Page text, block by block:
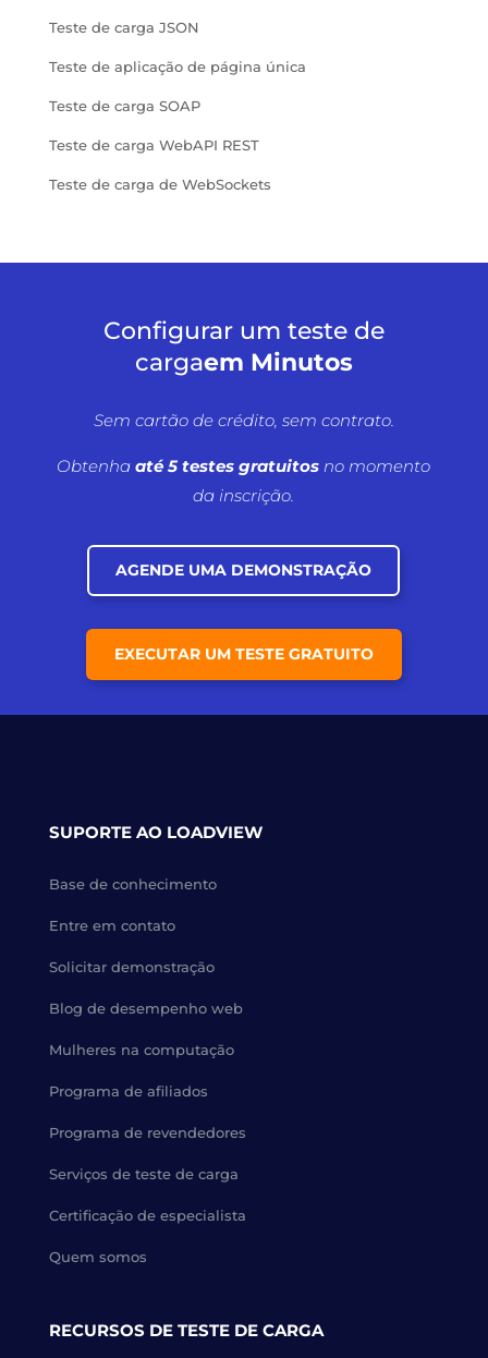
Teste de carga JSON
Teste de aplicação de página única
Teste de carga SOAP
Teste de carga WebAPI REST
Teste de carga de WebSockets
Configurar um teste de
cargaem Minutos
Sem cartão de crédito, sem contrato.
Obtenhaaté 5 testes gratuitos no momento
da inscrição.
AGENDE UMA DEMONSTRAÇÃO
EXECUTAR UM TESTE GRATUITO
SUPORTE AO LOADVIEW
Base de conhecimento
Entre em contato
Solicitar demonstração
Blog de desempenho web
Mulheres na computação
Programa de afiliados
Programa de revendedores
Serviços de teste de carga
Certificação de especialista
Quem somos
RECURSOS DE TESTE DE CARGA